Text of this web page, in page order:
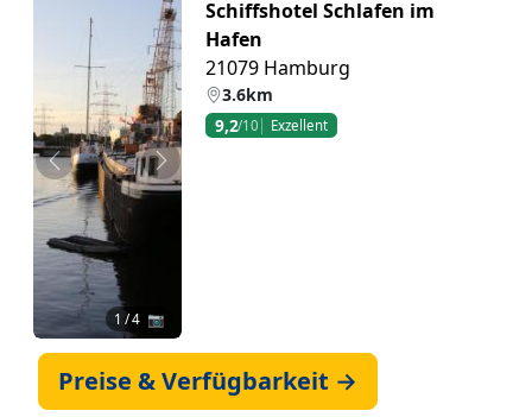
Zurück Weiter
1 / 4 📷
Schiffshotel Schlafen im
Hafen
21079 Hamburg
3.6km
9,2/10 Exzellent
Preise & Verfügbarkeit →